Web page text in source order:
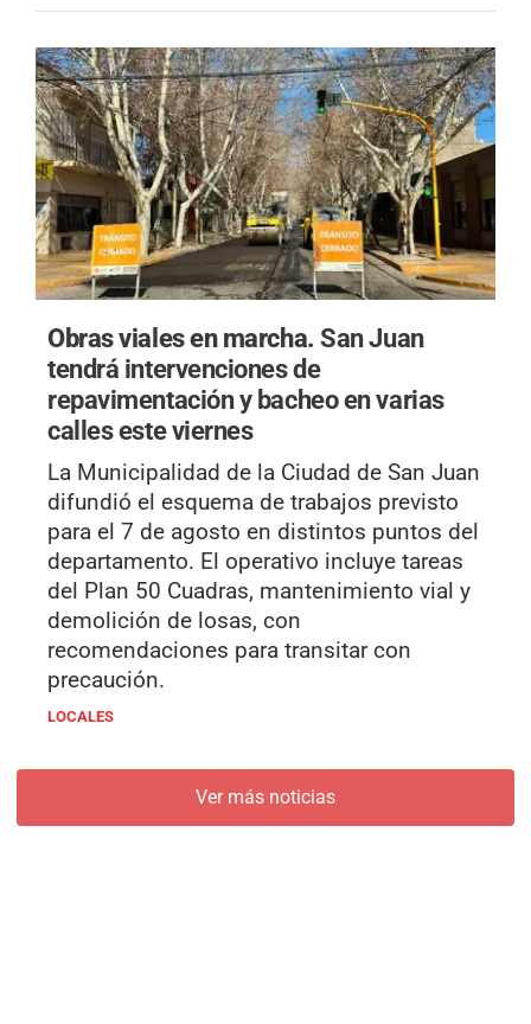
Obras viales en marcha.San Juan
tendrá intervenciones de
repavimentación y bacheo en varias
calles este viernes
La Municipalidad de la Ciudad de San Juan
difundió el esquema de trabajos previsto
para el 7 de agosto en distintos puntos del
departamento. El operativo incluye tareas
del Plan 50 Cuadras, mantenimiento vial y
demolición de losas, con
recomendaciones para transitar con
precaución.
LOCALES
Ver más noticias